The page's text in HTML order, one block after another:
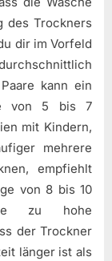
des Trockners
dir im Vorfeld
kann ein
von 5 bis 7
mit Kindern,
mehrere
empfiehlt
von 8 bis 10
zu hohe
der Trockner
länger ist als